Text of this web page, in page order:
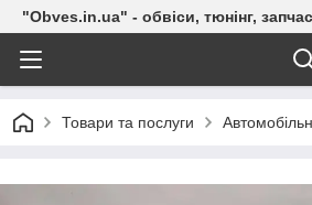
"Obves.in.ua" - обвіси, тюнінг,
Товари та послуги